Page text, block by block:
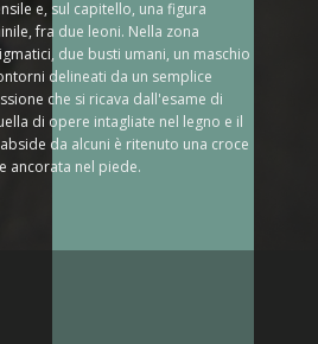
e, sul capitello, una figura
fra due leoni. Nella zona
due busti umani, un maschio
delineati da un semplice
che si ricava dall'esame di
di opere intagliate nel legno e il
da alcuni è ritenuto una croce
ancorata nel piede.